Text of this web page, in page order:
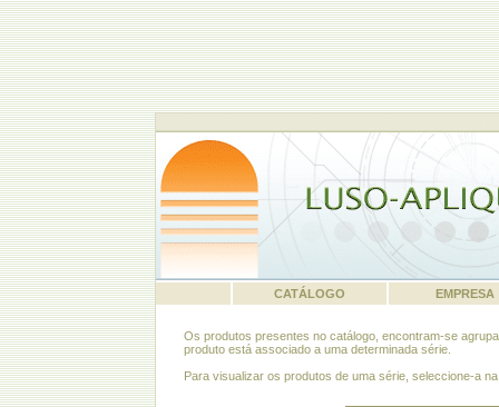
CATÁLOGO EMPRESA
Os produtos presentes no catálogo, encontram-se
produto está associado a uma determinada série.
Para visualizar os produtos de uma série, seleccione-a